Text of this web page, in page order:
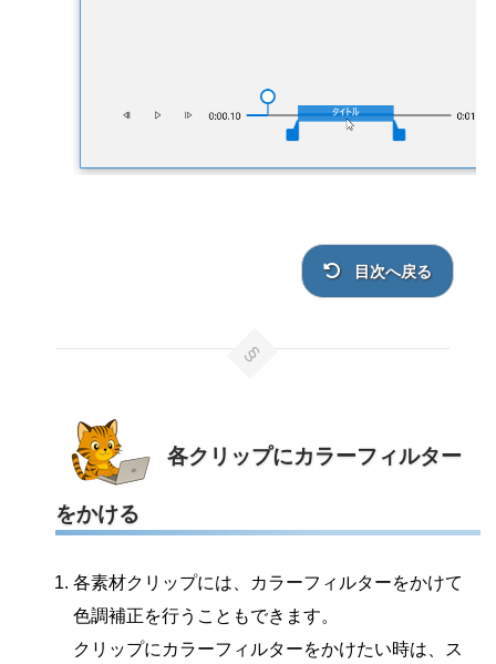
目次へ戻る
各クリップにカラーフィルター
をかける
各素材クリップには、カラーフィルターをかけて
色調補正を行うこともできます。
クリップにカラーフィルターをかけたい時は、ス